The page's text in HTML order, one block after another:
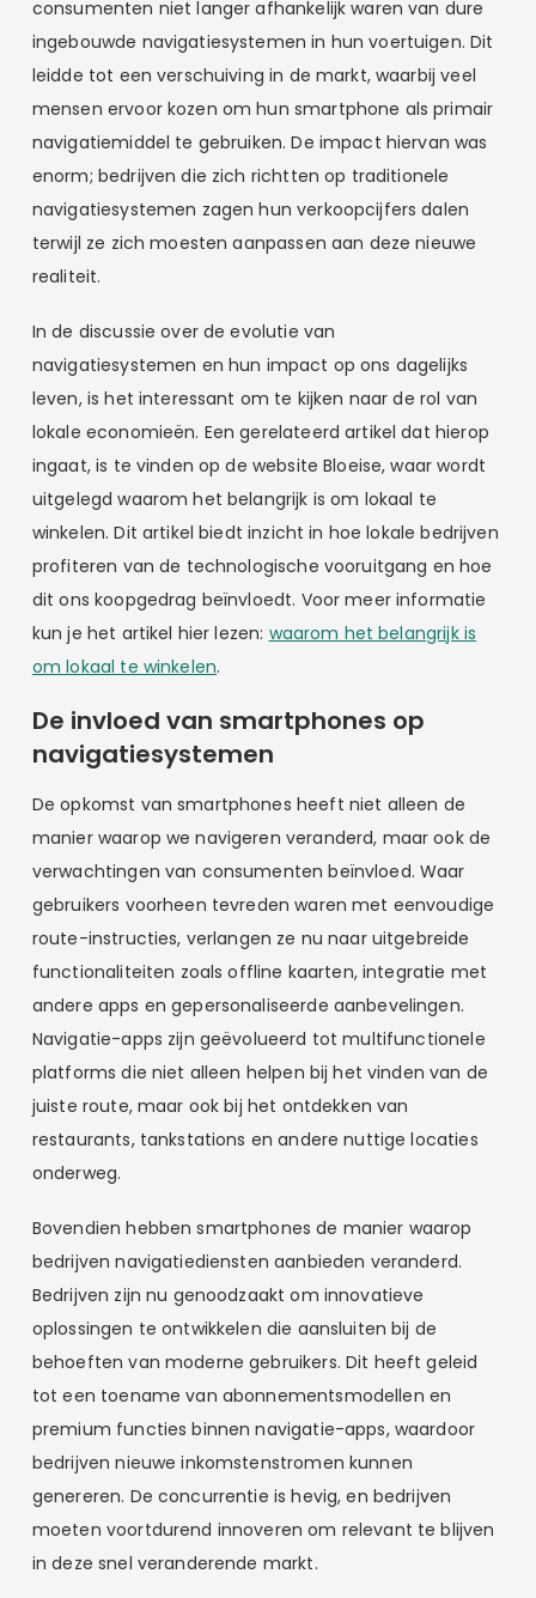
consumenten niet langer afhankelijk waren van dure
ingebouwde navigatiesystemen in hun voertuigen. Dit
leidde tot een verschuiving in de markt, waarbij veel
mensen ervoor kozen om hun smartphone als primair
navigatiemiddel te gebruiken. De impact hiervan was
enorm; bedrijven die zich richtten op traditionele
navigatiesystemen zagen hun verkoopcijfers dalen
terwijl ze zich moesten aanpassen aan deze nieuwe
realiteit.
In de discussie over de evolutie van
navigatiesystemen en hun impact op ons dagelijks
leven, is het interessant om te kijken naar de rol van
lokale economieën. Een gerelateerd artikel dat hierop
ingaat, is te vinden op de website Bloeise, waar wordt
uitgelegd waarom het belangrijk is om lokaal te
winkelen. Dit artikel biedt inzicht in hoe lokale bedrijven
profiteren van de technologische vooruitgang en hoe
dit ons koopgedrag beïnvloedt. Voor meer informatie
kun je het artikel hier lezen: waarom het belangrijk is
om lokaal te winkelen.
De invloed van smartphones op
navigatiesystemen
De opkomst van smartphones heeft niet alleen de
manier waarop we navigeren veranderd, maar ook de
verwachtingen van consumenten beïnvloed. Waar
gebruikers voorheen tevreden waren met eenvoudige
route-instructies, verlangen ze nu naar uitgebreide
functionaliteiten zoals offline kaarten, integratie met
andere apps en gepersonaliseerde aanbevelingen.
Navigatie-apps zijn geëvolueerd tot multifunctionele
platforms die niet alleen helpen bij het vinden van de
juiste route, maar ook bij het ontdekken van
restaurants, tankstations en andere nuttige locaties
onderweg.
Bovendien hebben smartphones de manier waarop
bedrijven navigatiediensten aanbieden veranderd.
Bedrijven zijn nu genoodzaakt om innovatieve
oplossingen te ontwikkelen die aansluiten bij de
behoeften van moderne gebruikers. Dit heeft geleid
tot een toename van abonnementsmodellen en
premium functies binnen navigatie-apps, waardoor
bedrijven nieuwe inkomstenstromen kunnen
genereren. De concurrentie is hevig, en bedrijven
moeten voortdurend innoveren om relevant te blijven
in deze snel veranderende markt.